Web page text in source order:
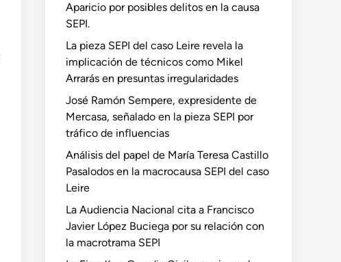
Aparicio por posibles delitos en la causa
SEPI.
La pieza SEPI del caso Leire revela la
implicación de técnicos como Mikel
Arrarás en presuntas irregularidades
José Ramón Sempere, expresidente de
Mercasa, señalado en la pieza SEPI por
tráfico de influencias
Análisis del papel de María Teresa Castillo
Pasalodos en la macrocausa SEPI del caso
Leire
La Audiencia Nacional cita a Francisco
Javier López Buciega por su relación con
la macrotrama SEPI